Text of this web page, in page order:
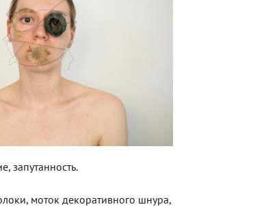
запутанность.
моток декоративного шнура,